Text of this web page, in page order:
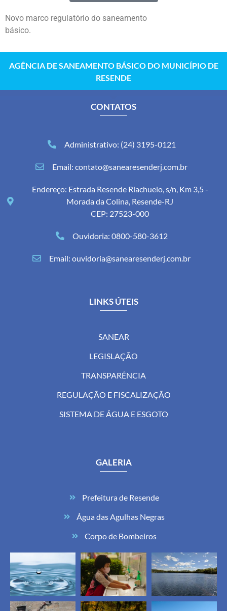
Novo marco regulatório do saneamento
básico.
AGÊNCIA DE SANEAMENTO BÁSICO DO MUNICÍPIO DE
RESENDE
CONTATOS
Administrativo: (24) 3195-0121
Email: contato@sanearesenderj.com.br
Endereço: Estrada Resende Riachuelo, s/n, Km 3,5 -
Morada da Colina, Resende-RJ
CEP: 27523-000
Ouvidoria: 0800-580-3612
Email: ouvidoria@sanearesenderj.com.br
LINKS ÚTEIS
SANEAR
LEGISLAÇÃO
TRANSPARÊNCIA
REGULAÇÃO E FISCALIZAÇÃO
SISTEMA DE ÁGUA E ESGOTO
GALERIA
Prefeitura de Resende
Água das Agulhas Negras
Corpo de Bombeiros